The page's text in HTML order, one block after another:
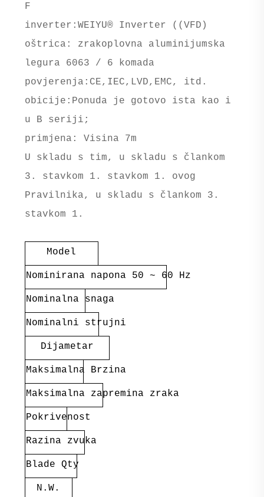
F
inverter:WEIYU® Inverter ((VFD)
oštrica: zrakoplovna aluminijumska
legura 6063 / 6 komada
povjerenja:CE,IEC,LVD,EMC, itd.
obicije:Ponuda je gotovo ista kao i
u B seriji;
primjena: Visina 7m
U skladu s tim, u skladu s člankom
3. stavkom 1. stavkom 1. ovog
Pravilnika, u skladu s člankom 3.
stavkom 1.
Model
Nominirana napona 50 ~ 60 Hz
Nominalna snaga
Nominalni strujni
Dijametar
Maksimalna Brzina
Maksimalna zapremina zraka
Pokrivenost
Razina zvuka
Blade Qty
N.W.